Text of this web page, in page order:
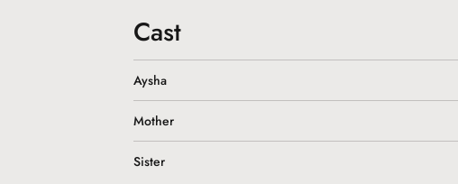
Cast
Aysha
Mother
Sister